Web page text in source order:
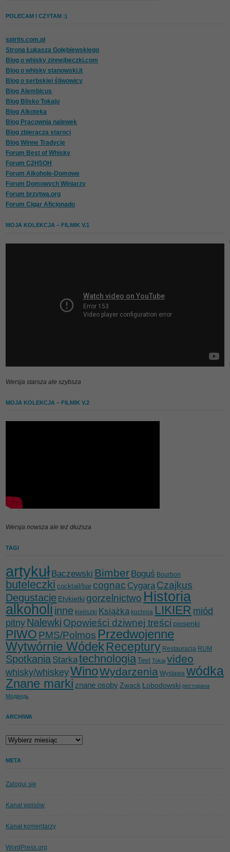
POLECAM I CZYTAM :)
spirits.com.pl
Strona Łukasza Gołębiewskiego
Blog o whisky zinnejbeczki.com
Blog o whisky stanowski.it
Blog o serbskiej śliwowicy
Blog Alembicus
Blog Blisko Tokaju
Blog Alkoteka
Blog Pracownia nalewek
Blog zbieracza staroci
Blog Winne Tradycje
Forum Best of Whisky
Forum C2H5OH
Forum Alkohole-Domowe
Forum Domowych Winiarzy
Forum brzytwa.org
Forum Cigar Aficjonado
MOJA KOLEKCJA – FILMIK V.1
Wersja starsza ale szybsza
MOJA KOLEKCJA – FILMIK V.2
Wersja nowsza ale też dłuższa
TAGI
artykułBaczewski Bimber Boguś Bourbon
buteleczki cocktail/bar cognac CygaraCzajkus
Degustacje Etykietki gorzelnictwo Historia
alkoholi inne kieliszki Książka kuchnia LIKIER miód
pitny Nalewki Opowieści dziwnej treści piosenki
PIWO PMS/Polmos Przedwojenne
Wytwórnie WódekReceptury Restauracja RUM
Spotkania Starkatechnologia Test Tokaj video
whisky/whiskeyWinoWydarzenia Wystawa wódka
Znane marki znane osoby Zwack Łobodowski ресторана
Медведь
ARCHIWA
Archiwa
META
Zaloguj się
Kanał wpisów
Kanał komentarzy
WordPress.org